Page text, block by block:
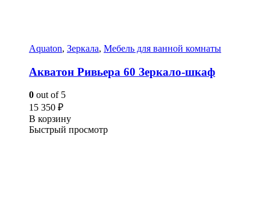
Aquaton, Зеркала, Мебель для ванной комнаты
Акватон Ривьера 60 Зеркало-шкаф
0 out of 5
15 350 ₽
В корзину
Быстрый просмотр